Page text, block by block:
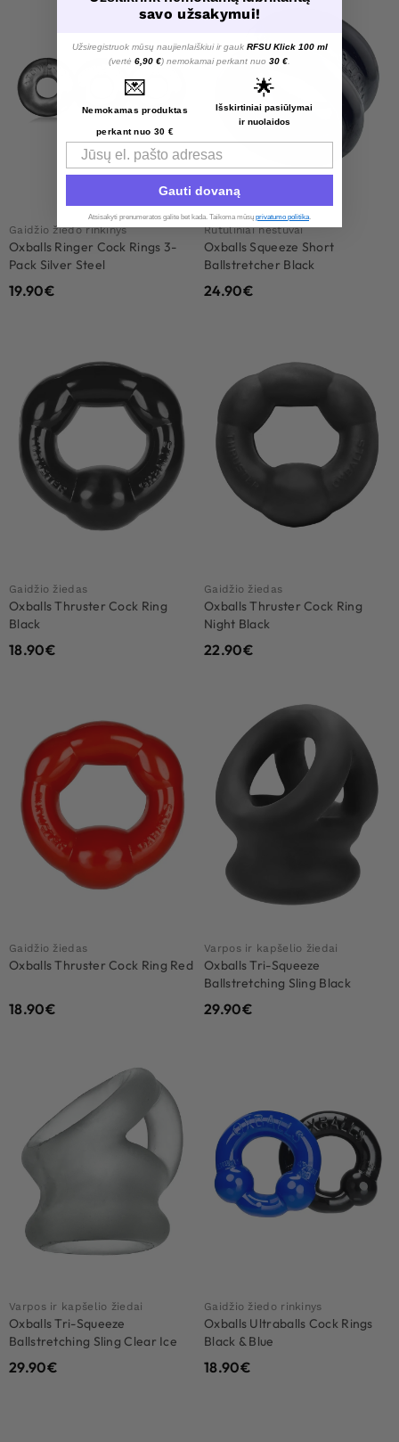
Gaidžio žiedo rinkinys
Oxballs Ringer Cock Rings 3-
Pack Silver Steel
19.90€
Rutuliniai neštuvai
Oxballs Squeeze Short
Ballstretcher Black
24.90€
Gaidžio žiedas
Oxballs Thruster Cock Ring
Black
18.90€
Gaidžio žiedas
Oxballs Thruster Cock Ring
Night Black
22.90€
Gaidžio žiedas
Oxballs Thruster Cock Ring Red
18.90€
Varpos ir kapšelio žiedai
Oxballs Tri-Squeeze
Ballstretching Sling Black
29.90€
Varpos ir kapšelio žiedai
Oxballs Tri-Squeeze
Ballstretching Sling Clear Ice
29.90€
Gaidžio žiedo rinkinys
Oxballs Ultraballs Cock Rings
Black & Blue
18.90€
savo užsakymui!
Užsiregistruok mūsų naujienlaiškiui ir gauk RFSU Klick 100 ml
(vertė 6,90 €) nemokamai perkant nuo 30 €
💌
Nemokamas produktas
perkant nuo 30 €
🌟
Išskirtiniai pasiūlymai
ir nuolaidos
Email
Gauti dovaną
Atsisakyti prenumeratos galite bet kada. Taikoma mūsų privatumo politika.​